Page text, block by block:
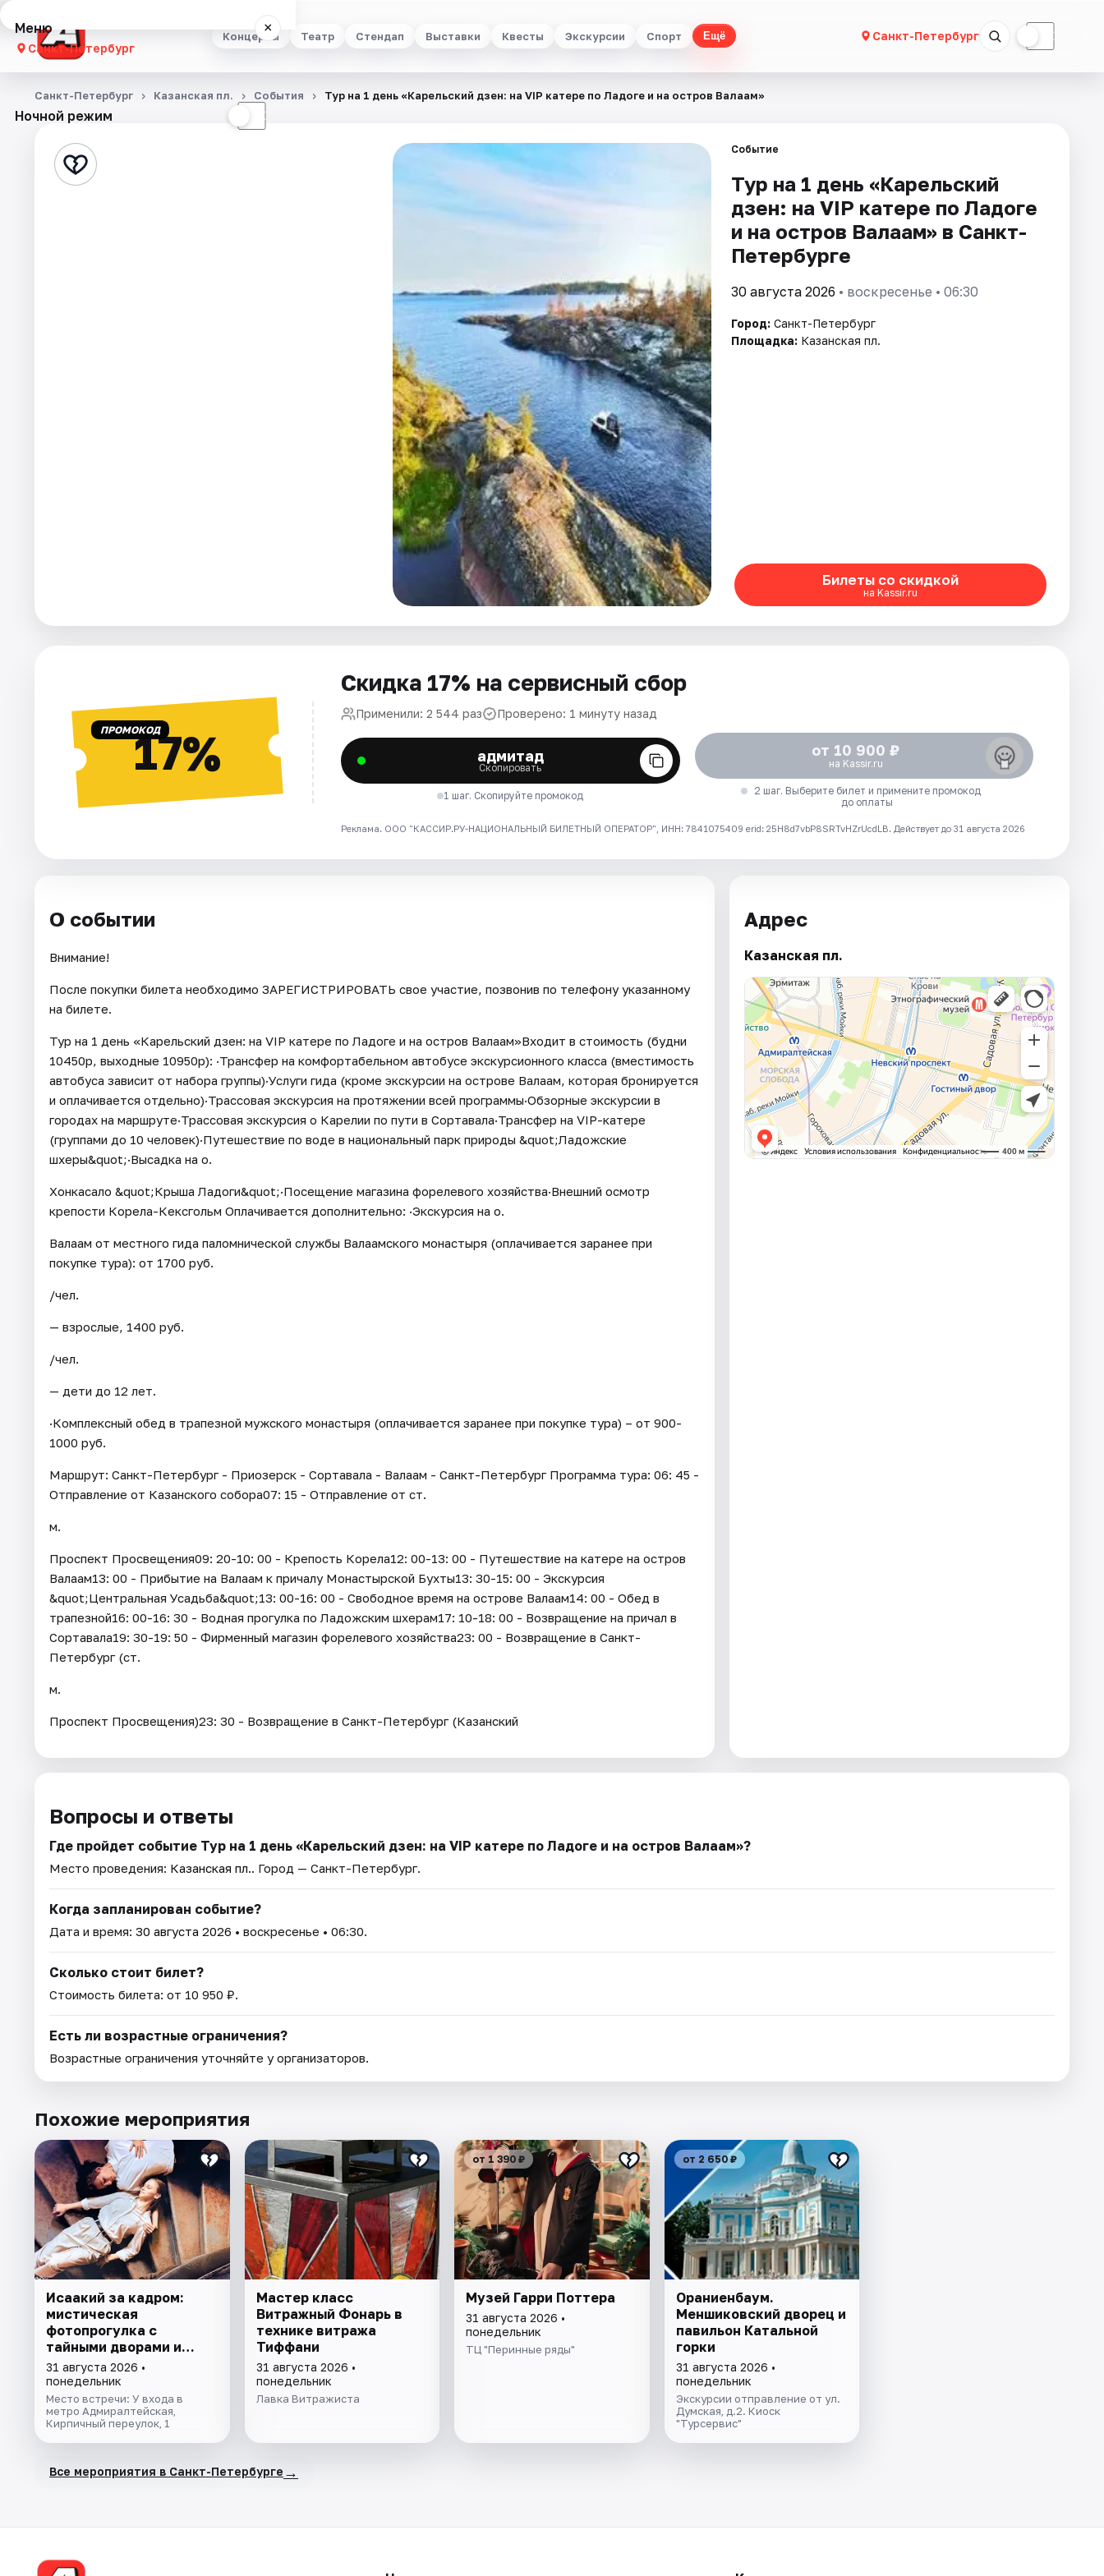
Концерты Театр Стендап Выставки Квесты Экскурсии Спорт Ещё Санкт-Петербург ☾
Меню ×
Санкт-Петербург
Концерты
Стендап
Ночной режим ☾
Санкт-Петербург Казанская пл. События Тур на 1 день «Карельский дзен: на VIP катере по Ладоге и на остров Валаам»
Событие
Тур на 1 день «Карельский
дзен: на VIP катере по Ладоге
и на остров Валаам» в Санкт-
Петербурге
30 августа 2026 • воскресенье • 06:30
Город: Санкт-Петербург
Площадка: Казанская пл.
Билеты со скидкой
на Kassir.ru
ПРОМОКОД17%
Скидка 17% на сервисный сбор
Применили: 2 544 раз Проверено: 1 минуту назад
адмитад
Скопировать
1 шаг. Скопируйте промокод
от 10 900 ₽
на Kassir.ru
2 шаг. Выберите билет и примените промокод
до оплаты
Реклама. ООО "КАССИР.РУ-НАЦИОНАЛЬНЫЙ БИЛЕТНЫЙ ОПЕРАТОР", ИНН: 7841075409 erid: 25H8d7vbP8SRTvHZrUcdLB. Действует до 31 августа 2026
О событии
Внимание!
После покупки билета необходимо ЗАРЕГИСТРИРОВАТЬ свое участие, позвонив по телефону указанному
на билете.
Тур на 1 день «Карельский дзен: на VIP катере по Ладоге и на остров Валаам»Входит в стоимость (будни
10450р, выходные 10950р): ·Трансфер на комфортабельном автобусе экскурсионного класса (вместимость
автобуса зависит от набора группы)·Услуги гида (кроме экскурсии на острове Валаам, которая бронируется
и оплачивается отдельно)·Трассовая экскурсия на протяжении всей программы·Обзорные экскурсии в
городах на маршруте·Трассовая экскурсия о Карелии по пути в Сортавала·Трансфер на VIP-катере
(группами до 10 человек)·Путешествие по воде в национальный парк природы &quot;Ладожские
шхеры&quot;·Высадка на о.
Хонкасало &quot;Крыша Ладоги&quot;·Посещение магазина форелевого хозяйства·Внешний осмотр
крепости Корела-Кексгольм Оплачивается дополнительно: ·Экскурсия на о.
Валаам от местного гида паломнической службы Валаамского монастыря (оплачивается заранее при
покупке тура): от 1700 руб.
/чел.
— взрослые, 1400 руб.
/чел.
— дети до 12 лет.
·Комплексный обед в трапезной мужского монастыря (оплачивается заранее при покупке тура) – от 900-
1000 руб.
Маршрут: Санкт-Петербург - Приозерск - Сортавала - Валаам - Санкт-Петербург Программа тура: 06: 45 -
Отправление от Казанского собора07: 15 - Отправление от ст.
м.
Проспект Просвещения09: 20-10: 00 - Крепость Корела12: 00-13: 00 - Путешествие на катере на остров
Валаам13: 00 - Прибытие на Валаам к причалу Монастырской Бухты13: 30-15: 00 - Экскурсия
&quot;Центральная Усадьба&quot;13: 00-16: 00 - Свободное время на острове Валаам14: 00 - Обед в
трапезной16: 00-16: 30 - Водная прогулка по Ладожским шхерам17: 10-18: 00 - Возвращение на причал в
Сортавала19: 30-19: 50 - Фирменный магазин форелевого хозяйства23: 00 - Возвращение в Санкт-
Петербург (ст.
м.
Проспект Просвещения)23: 30 - Возвращение в Санкт-Петербург (Казанский
Адрес
Казанская пл.
Вопросы и ответы
Где пройдет событие Тур на 1 день «Карельский дзен: на VIP катере по Ладоге и на остров Валаам»?
Место проведения: Казанская пл.. Город — Санкт-Петербург.
Когда запланирован событие?
Дата и время: 30 августа 2026 • воскресенье • 06:30.
Сколько стоит билет?
Стоимость билета: от 10 950 ₽.
Есть ли возрастные ограничения?
Возрастные ограничения уточняйте у организаторов.
Похожие мероприятия
Исаакий за кадром:
мистическая
фотопрогулка с
тайными дворами и
колоннадой
31 августа 2026 •
понедельник
Место встречи: У входа в
метро Адмиралтейская,
Кирпичный переулок, 1
Мастер класс
Витражный Фонарь в
технике витража
Тиффани
31 августа 2026 •
понедельник
Лавка Витражиста
от 1 390 ₽
Музей Гарри Поттера
31 августа 2026 •
понедельник
ТЦ "Перинные ряды"
от 2 650 ₽
Ораниенбаум.
Меншиковский дворец и
павильон Катальной
горки
31 августа 2026 •
понедельник
Экскурсии отправление от ул.
Думская, д.2. Киоск
"Турсервис"
Все мероприятия в Санкт-Петербурге →